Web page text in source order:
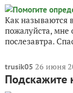
Как называются
пожалуйста, мне
послезавтра.
trusik05 26 июня
Подскажите